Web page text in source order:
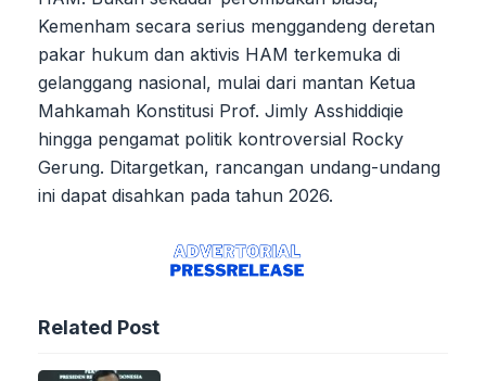
Kemenham secara serius menggandeng deretan
pakar hukum dan aktivis HAM terkemuka di
gelanggang nasional, mulai dari mantan Ketua
Mahkamah Konstitusi Prof. Jimly Asshiddiqie
hingga pengamat politik kontroversial Rocky
Gerung. Ditargetkan, rancangan undang-undang
ini dapat disahkan pada tahun 2026.
Related Post